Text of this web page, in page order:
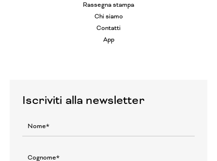
Rassegna stampa
Chi siamo
Contatti
App
Iscriviti alla newsletter